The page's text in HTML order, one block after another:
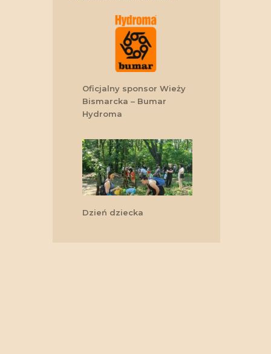
Oficjalny sponsor Wieży
Bismarcka – Bumar
Hydroma
Dzień dziecka